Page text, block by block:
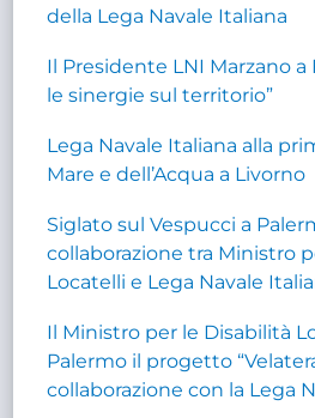
della Lega Navale Italiana
Il Presidente LNI Marzano a
le sinergie sul territorio”
Lega Navale Italiana alla
Mare e dell’Acqua a Livorno
Siglato sul Vespucci a
collaborazione tra Ministro
Locatelli e Lega Navale
Il Ministro per le Disabilità
Palermo il progetto
collaborazione con la Lega